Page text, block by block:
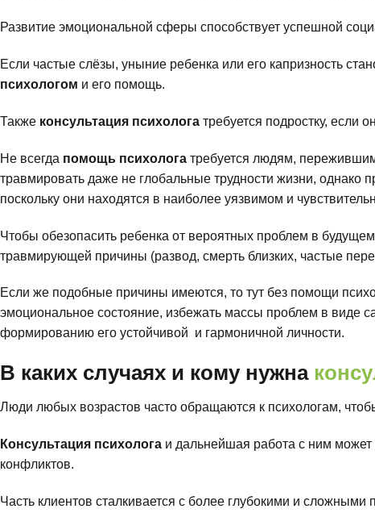
Развитие эмоциональной сферы способствует успешной
Если частые слёзы, уныние ребенка или его капризность
психологом и его помощь.
Также консультация психолога требуется подростку, если
Не всегда помощь психолога требуется людям,
травмировать даже не глобальные трудности жизни, однако
поскольку они находятся в наиболее уязвимом и
Чтобы обезопасить ребенка от вероятных проблем в
травмирующей причины (развод, смерть близких, частые
Если же подобные причины имеются, то тут без помощи
эмоциональное состояние, избежать массы проблем в виде
формированию его устойчивой и гармоничной личности.
В каких случаях и кому нужна
Люди любых возрастов часто обращаются к психологам,
Консультация психолога и дальнейшая работа с ним
конфликтов.
Часть клиентов сталкивается с более глубокими и